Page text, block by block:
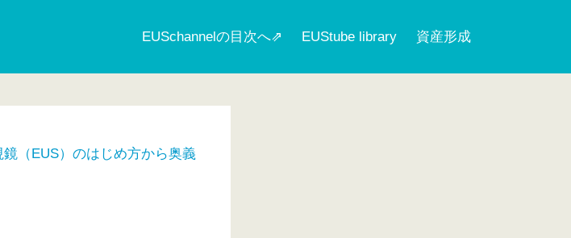
EUSchannelの目次へ⇗ EUStube library 資産形成
（EUS）のはじめ方から奥義